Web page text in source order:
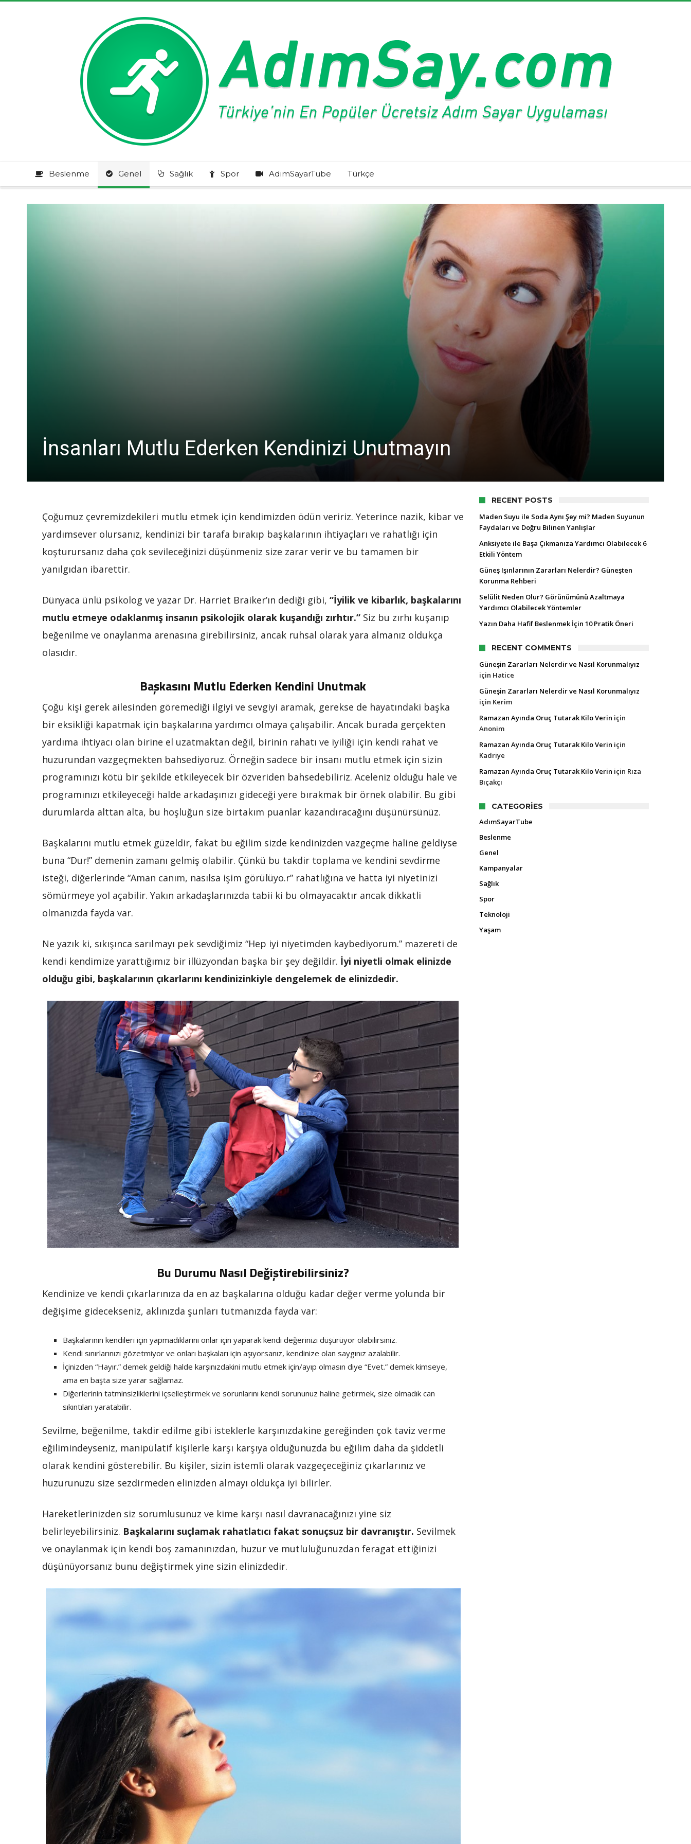
Beslenme Genel Sağlık Spor AdımSayarTube Türkçe
İnsanları Mutlu Ederken Kendinizi Unutmayın
Çoğumuz çevremizdekileri mutlu etmek için kendimizden ödün veririz. Yeterince nazik, kibar ve
yardımsever olursanız, kendinizi bir tarafa bırakıp başkalarının ihtiyaçları ve rahatlığı için
koşturursanız daha çok sevileceğinizi düşünmeniz size zarar verir ve bu tamamen bir
yanılgıdan ibarettir.
Dünyaca ünlü psikolog ve yazar Dr. Harriet Braiker’ın dediği gibi, “İyilik ve kibarlık, başkalarını
mutlu etmeye odaklanmış insanın psikolojik olarak kuşandığı zırhtır.” Siz bu zırhı kuşanıp
beğenilme ve onaylanma arenasına girebilirsiniz, ancak ruhsal olarak yara almanız oldukça
olasıdır.
Başkasını Mutlu Ederken Kendini Unutmak
Çoğu kişi gerek ailesinden göremediği ilgiyi ve sevgiyi aramak, gerekse de hayatındaki başka
bir eksikliği kapatmak için başkalarına yardımcı olmaya çalışabilir. Ancak burada gerçekten
yardıma ihtiyacı olan birine el uzatmaktan değil, birinin rahatı ve iyiliği için kendi rahat ve
huzurundan vazgeçmekten bahsediyoruz. Örneğin sadece bir insanı mutlu etmek için sizin
programınızı kötü bir şekilde etkileyecek bir özveriden bahsedebiliriz. Aceleniz olduğu hale ve
programınızı etkileyeceği halde arkadaşınızı gideceği yere bırakmak bir örnek olabilir. Bu gibi
durumlarda alttan alta, bu hoşluğun size birtakım puanlar kazandıracağını düşünürsünüz.
Başkalarını mutlu etmek güzeldir, fakat bu eğilim sizde kendinizden vazgeçme haline geldiyse
buna “Dur!” demenin zamanı gelmiş olabilir. Çünkü bu takdir toplama ve kendini sevdirme
isteği, diğerlerinde “Aman canım, nasılsa işim görülüyo.r” rahatlığına ve hatta iyi niyetinizi
sömürmeye yol açabilir. Yakın arkadaşlarınızda tabii ki bu olmayacaktır ancak dikkatli
olmanızda fayda var.
Ne yazık ki, sıkışınca sarılmayı pek sevdiğimiz “Hep iyi niyetimden kaybediyorum.” mazereti de
kendi kendimize yarattığımız bir illüzyondan başka bir şey değildir. İyi niyetli olmak elinizde
olduğu gibi, başkalarının çıkarlarını kendinizinkiyle dengelemek de elinizdedir.
Bu Durumu Nasıl Değiştirebilirsiniz?
Kendinize ve kendi çıkarlarınıza da en az başkalarına olduğu kadar değer verme yolunda bir
değişime gidecekseniz, aklınızda şunları tutmanızda fayda var:
Başkalarının kendileri için yapmadıklarını onlar için yaparak kendi değerinizi düşürüyor olabilirsiniz.
Kendi sınırlarınızı gözetmiyor ve onları başkaları için aşıyorsanız, kendinize olan saygınız azalabilir.
İçinizden “Hayır.” demek geldiği halde karşınızdakini mutlu etmek için/ayıp olmasın diye “Evet.” demek kimseye,
ama en başta size yarar sağlamaz.
Diğerlerinin tatminsizliklerini içselleştirmek ve sorunlarını kendi sorununuz haline getirmek, size olmadık can
sıkıntıları yaratabilir.
Sevilme, beğenilme, takdir edilme gibi isteklerle karşınızdakine gereğinden çok taviz verme
eğilimindeyseniz, manipülatif kişilerle karşı karşıya olduğunuzda bu eğilim daha da şiddetli
olarak kendini gösterebilir. Bu kişiler, sizin istemli olarak vazgeçeceğiniz çıkarlarınız ve
huzurunuzu size sezdirmeden elinizden almayı oldukça iyi bilirler.
Hareketlerinizden siz sorumlusunuz ve kime karşı nasıl davranacağınızı yine siz
belirleyebilirsiniz. Başkalarını suçlamak rahatlatıcı fakat sonuçsuz bir davranıştır. Sevilmek
ve onaylanmak için kendi boş zamanınızdan, huzur ve mutluluğunuzdan feragat ettiğinizi
düşünüyorsanız bunu değiştirmek yine sizin elinizdedir.
RECENT POSTS
Maden Suyu ile Soda Aynı Şey mi? Maden Suyunun
Faydaları ve Doğru Bilinen Yanlışlar
Anksiyete ile Başa Çıkmanıza Yardımcı Olabilecek 6
Etkili Yöntem
Güneş Işınlarının Zararları Nelerdir? Güneşten
Korunma Rehberi
Selülit Neden Olur? Görünümünü Azaltmaya
Yardımcı Olabilecek Yöntemler
Yazın Daha Hafif Beslenmek İçin 10 Pratik Öneri
RECENT COMMENTS
Güneşin Zararları Nelerdir ve Nasıl Korunmalıyız
için Hatice
Güneşin Zararları Nelerdir ve Nasıl Korunmalıyız
için Kerim
Ramazan Ayında Oruç Tutarak Kilo Verin için
Anonim
Ramazan Ayında Oruç Tutarak Kilo Verin için
Kadriye
Ramazan Ayında Oruç Tutarak Kilo Verin için Rıza
Bıçakçı
CATEGORIES
AdımSayarTube
Beslenme
Genel
Kampanyalar
Sağlık
Spor
Teknoloji
Yaşam